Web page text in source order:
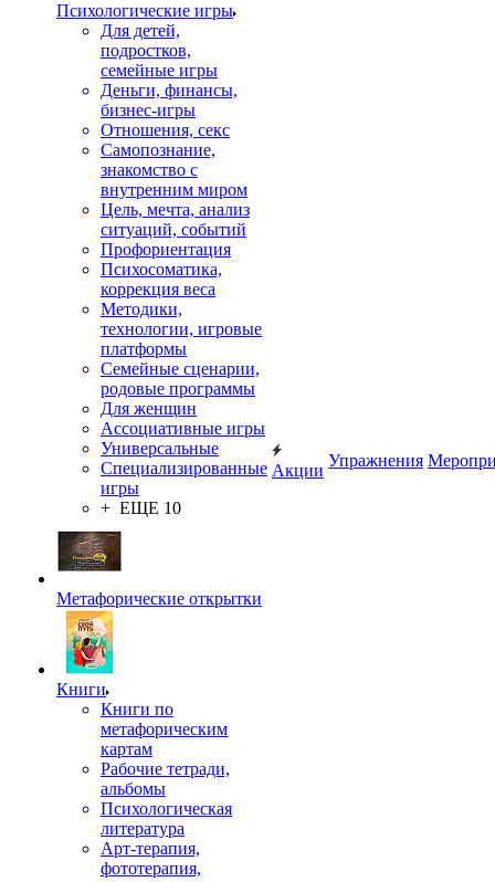
Психологические игры
Для детей,
подростков,
семейные игры
Деньги, финансы,
бизнес-игры
Отношения, секс
Самопознание,
знакомство с
внутренним миром
Цель, мечта, анализ
ситуаций, событий
Профориентация
Психосоматика,
коррекция веса
Методики,
технологии, игровые
платформы
Семейные сценарии,
родовые программы
Для женщин
Ассоциативные игры
Универсальные
Специализированные
игры
+ ЕЩЕ 10
Метафорические открытки
Книги
Книги по
метафорическим
картам
Рабочие тетради,
альбомы
Психологическая
литература
Арт-терапия,
фототерапия,
Акции
Упражнения